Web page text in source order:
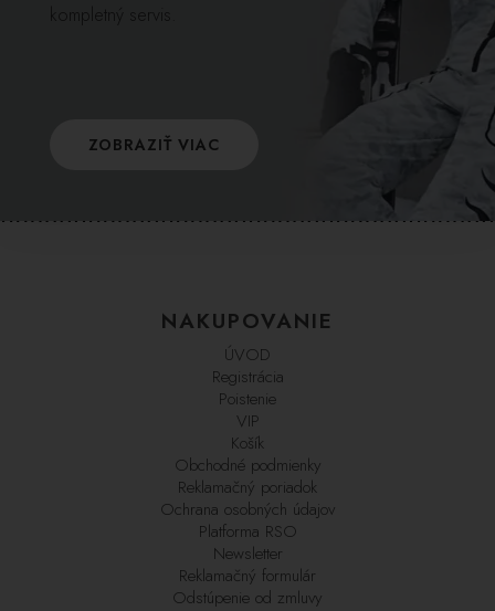
kompletný servis.
ZOBRAZIŤ VIAC
NAKUPOVANIE
ÚVOD
Registrácia
Poistenie
VIP
Košík
Obchodné podmienky
Reklamačný poriadok
Ochrana osobných údajov
Platforma RSO
Newsletter
Reklamačný formulár
Odstúpenie od zmluvy